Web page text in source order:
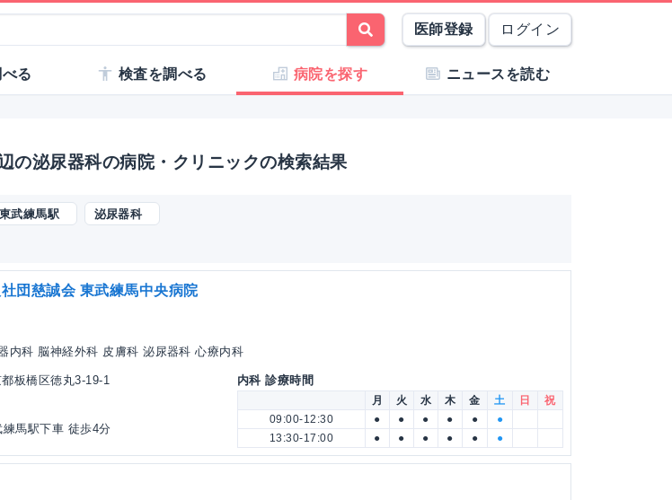
医師登録 ログイン
る 検査を調べる 病院を探す ニュースを読む
の泌尿器科の病院・クリニックの検索結果
東武練馬駅 泌尿器科
社団慈誠会 東武練馬中央病院
内科 脳神経外科 皮膚科 泌尿器科 心療内科
板橋区徳丸3-19-1
馬駅下車 徒歩4分
内科 診療時間
月 火 水 木 金 土 日
祝
09:00-12:30
● ● ● ● ●
●
13:30-17:00
● ● ● ● ● ●